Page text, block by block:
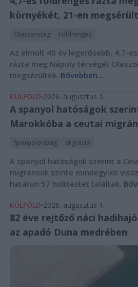
környékét, 21-en
Olaszország Földrengés
Az elmúlt 40 év legerősebb, 4,7-
rázta meg Nápoly térségét
megsérültek. Bővebben...
KÜLFÖLD 2026. augusztus 1.
A spanyol hatóságok
Marokkóba a ceutai
Spanyolország Migráció
A spanyol hatóságok szerint a
migránsok szinte mindegyike
határon 57 holttestet találtak.
KÜLFÖLD 2026. augusztus 1.
82 éve rejtőző náci
az apadó Duna medrében